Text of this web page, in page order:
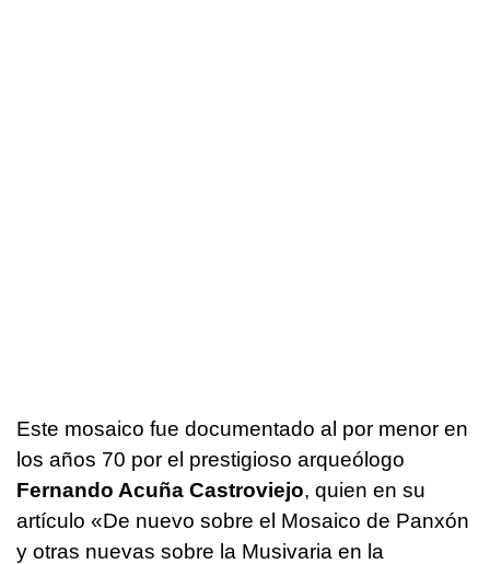
Este mosaico fue documentado al por menor en
los años 70 por el prestigioso arqueólogo
Fernando Acuña Castroviejo, quien en su
artículo «De nuevo sobre el Mosaico de Panxón
y otras nuevas sobre la Musivaria en la